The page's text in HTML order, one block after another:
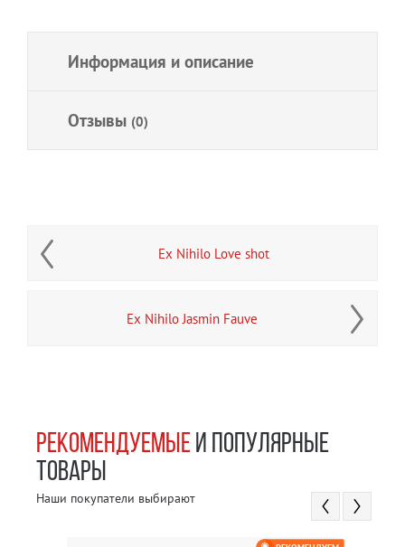
Информация и описание
Отзывы (0)
Ex Nihilo Love shot
Ex Nihilo Jasmin Fauve
РЕКОМЕНДУЕМЫЕИ ПОПУЛЯРНЫЕ
ТОВАРЫ
Наши покупатели выбирают